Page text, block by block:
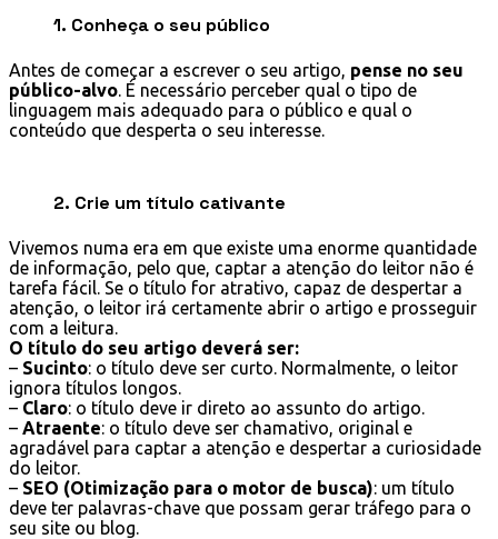
1. Conheça o seu público
Antes de começar a escrever o seu artigo, pense no seu
público-alvo. É necessário perceber qual o tipo de
linguagem mais adequado para o público e qual o
conteúdo que desperta o seu interesse.
2. Crie um título cativante
Vivemos numa era em que existe uma enorme quantidade
de informação, pelo que, captar a atenção do leitor não é
tarefa fácil. Se o título for atrativo, capaz de despertar a
atenção, o leitor irá certamente abrir o artigo e prosseguir
com a leitura.
O título do seu artigo deverá ser:
– Sucinto: o título deve ser curto. Normalmente, o leitor
ignora títulos longos.
– Claro: o título deve ir direto ao assunto do artigo.
– Atraente: o título deve ser chamativo, original e
agradável para captar a atenção e despertar a curiosidade
do leitor.
– SEO (Otimização para o motor de busca): um título
deve ter palavras-chave que possam gerar tráfego para o
seu site ou blog.